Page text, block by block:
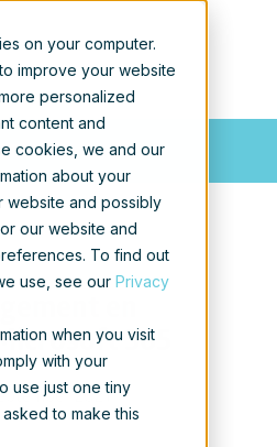
on your computer.
improve your website
personalized
content and
cookies, we and our
about your
website and possibly
our website and
To find out
use, see our Privacy
when you visit
with your
use just one tiny
to make this
Neem contact met ons
op
en
365
2021